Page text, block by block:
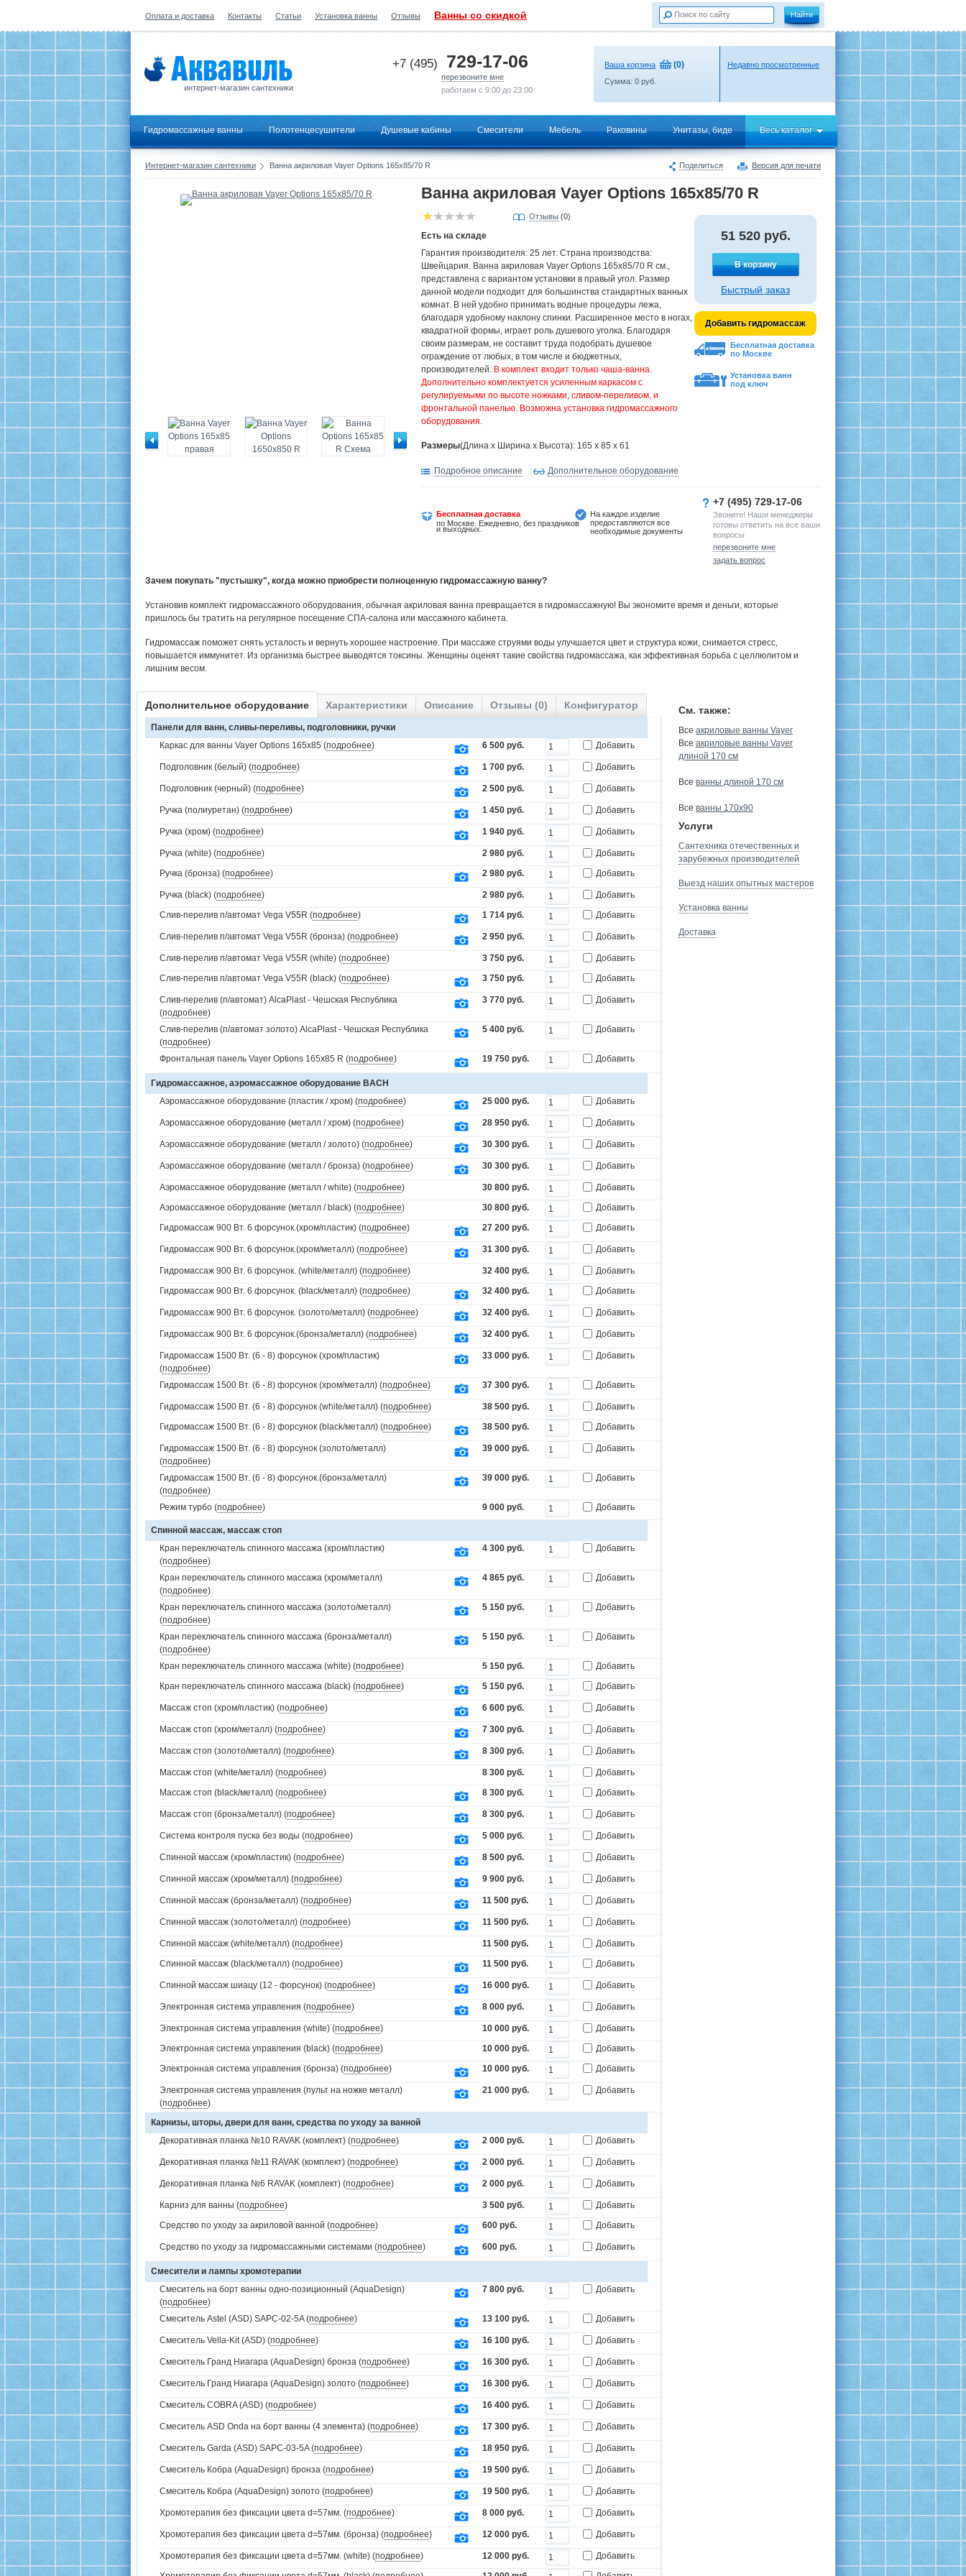
Оплата и доставка Контакты Статьи Установка ванны Отзывы Ванны со скидкой
интернет-магазин сантехники
+7 (495) 729-17-06
перезвоните мне
работаем с 9:00 до 23:00
Ваша корзина (0)
Сумма: 0 руб.
Недавно просмотренные
Гидромассажные ванны Полотенцесушители Душевые кабины Смесители Мебель Раковины Унитазы, биде Весь каталог
Поделиться Версия для печати
Интернет-магазин сантехники Ванна акриловая Vayer Options 165х85/70 R
Ванна акриловая Vayer Options 165х85/70 R
Отзывы (0)
Есть на складе
Гарантия производителя: 25 лет. Страна производства:
Швейцария. Ванна акриловая Vayer Options 165х85/70 R см.,
представлена с вариантом установки в правый угол. Размер
данной модели подходит для большинства стандартных ванных
комнат. В ней удобно принимать водные процедуры лежа,
благодаря удобному наклону спинки. Расширенное место в ногах,
квадратной формы, играет роль душевого уголка. Благодаря
своим размерам, не составит труда подобрать душевое
ограждение от любых, в том числе и бюджетных,
производителей. В комплект входит только чаша-ванна.
Дополнительно комплектуется усиленным каркасом с
регулируемыми по высоте ножками, сливом-переливом, и
фронтальной панелью. Возможна установка гидромассажного
оборудования.
Размеры(Длина х Ширина х Высота): 165 x 85 x 61
51 520 руб.
В корзину
Быстрый заказ
Добавить гидромассаж
Бесплатная доставка
по Москве
Установка ванн
под ключ
Подробное описание Дополнительное оборудование
Бесплатная доставка
по Москве. Ежедневно, без праздников
и выходных.
На каждое изделие
предоставляются все
необходимые документы
+7 (495) 729-17-06
Звоните! Наши менеджеры
готовы ответить на все ваши
вопросы
перезвоните мне
задать вопрос
Зачем покупать "пустышку", когда можно приобрести полноценную гидромассажную ванну?
Установив комплект гидромассажного оборудования, обычная акриловая ванна превращается в гидромассажную! Вы экономите время и деньги, которые
пришлось бы тратить на регулярное посещение СПА-салона или массажного кабинета.
Гидромассаж поможет снять усталость и вернуть хорошее настроение. При массаже струями воды улучшается цвет и структура кожи, снимается стресс,
повышается иммунитет. Из организма быстрее выводятся токсины. Женщины оценят такие свойства гидромассажа, как эффективная борьба с целлюлитом и
лишним весом.
Дополнительное оборудование Характеристики Описание Отзывы (0) Конфигуратор
Панели для ванн, сливы-переливы, подголовники, ручки
Каркас для ванны Vayer Options 165x85 (подробнее) 6 500 руб. Добавить
Подголовник (белый) (подробнее) 1 700 руб. Добавить
Подголовник (черный) (подробнее) 2 500 руб. Добавить
Ручка (полиуретан) (подробнее) 1 450 руб. Добавить
Ручка (хром) (подробнее) 1 940 руб. Добавить
Ручка (white) (подробнее) 2 980 руб.
Добавить
Ручка (бронза) (подробнее) 2 980 руб. Добавить
Ручка (black) (подробнее) 2 980 руб.
Добавить
Слив-перелив п/автомат Vega V55R (подробнее) 1 714 руб. Добавить
Слив-перелив п/автомат Vega V55R (бронза) (подробнее) 2 950 руб. Добавить
Слив-перелив п/автомат Vega V55R (white) (подробнее) 3 750 руб.
Добавить
Слив-перелив п/автомат Vega V55R (black) (подробнее) 3 750 руб. Добавить
Слив-перелив (п/автомат) AlcaPlast - Чешская Республика
(подробнее)
3 770 руб. Добавить
Слив-перелив (п/автомат золото) AlcaPlast - Чешская Республика
(подробнее)
5 400 руб. Добавить
Фронтальная панель Vayer Options 165x85 R (подробнее) 19 750 руб. Добавить
Гидромассажное, аэромассажное оборудование BACH
Аэромассажное оборудование (пластик / хром) (подробнее) 25 000 руб. Добавить
Аэромассажное оборудование (металл / хром) (подробнее) 28 950 руб. Добавить
Аэромассажное оборудование (металл / золото) (подробнее) 30 300 руб. Добавить
Аэромассажное оборудование (металл / бронза) (подробнее) 30 300 руб. Добавить
Аэромассажное оборудование (металл / white) (подробнее) 30 800 руб.
Добавить
Аэромассажное оборудование (металл / black) (подробнее) 30 800 руб.
Добавить
Гидромассаж 900 Вт. 6 форсунок.(хром/пластик) (подробнее) 27 200 руб. Добавить
Гидромассаж 900 Вт. 6 форсунок.(хром/металл) (подробнее) 31 300 руб. Добавить
Гидромассаж 900 Вт. 6 форсунок. (white/металл) (подробнее) 32 400 руб.
Добавить
Гидромассаж 900 Вт. 6 форсунок. (black/металл) (подробнее) 32 400 руб. Добавить
Гидромассаж 900 Вт. 6 форсунок. (золото/металл) (подробнее) 32 400 руб. Добавить
Гидромассаж 900 Вт. 6 форсунок.(бронза/металл) (подробнее) 32 400 руб. Добавить
Гидромассаж 1500 Вт. (6 - 8) форсунок (хром/пластик)
(подробнее)
33 000 руб. Добавить
Гидромассаж 1500 Вт. (6 - 8) форсунок (хром/металл) (подробнее) 37 300 руб. Добавить
Гидромассаж 1500 Вт. (6 - 8) форсунок (white/металл) (подробнее) 38 500 руб.
Добавить
Гидромассаж 1500 Вт. (6 - 8) форсунок (black/металл) (подробнее) 38 500 руб. Добавить
Гидромассаж 1500 Вт. (6 - 8) форсунок (золото/металл)
(подробнее)
39 000 руб. Добавить
Гидромассаж 1500 Вт. (6 - 8) форсунок.(бронза/металл)
(подробнее)
39 000 руб. Добавить
Режим турбо (подробнее) 9 000 руб. Добавить
Спинной массаж, массаж стоп
Кран переключатель спинного массажа (хром/пластик)
(подробнее)
4 300 руб. Добавить
Кран переключатель спинного массажа (хром/металл)
(подробнее)
4 865 руб. Добавить
Кран переключатель спинного массажа (золото/металл)
(подробнее)
5 150 руб. Добавить
Кран переключатель спинного массажа (бронза/металл)
(подробнее)
5 150 руб. Добавить
Кран переключатель спинного массажа (white) (подробнее) 5 150 руб.
Добавить
Кран переключатель спинного массажа (black) (подробнее) 5 150 руб. Добавить
Массаж стоп (хром/пластик) (подробнее) 6 600 руб. Добавить
Массаж стоп (хром/металл) (подробнее) 7 300 руб. Добавить
Массаж стоп (золото/металл) (подробнее) 8 300 руб. Добавить
Массаж стоп (white/металл) (подробнее) 8 300 руб.
Добавить
Массаж стоп (black/металл) (подробнее) 8 300 руб. Добавить
Массаж стоп (бронза/металл) (подробнее) 8 300 руб. Добавить
Система контроля пуска без воды (подробнее) 5 000 руб. Добавить
Спинной массаж (хром/пластик) (подробнее) 8 500 руб. Добавить
Спинной массаж (хром/металл) (подробнее) 9 900 руб. Добавить
Спинной массаж (бронза/металл) (подробнее) 11 500 руб. Добавить
Спинной массаж (золото/металл) (подробнее) 11 500 руб. Добавить
Спинной массаж (white/металл) (подробнее) 11 500 руб.
Добавить
Спинной массаж (black/металл) (подробнее) 11 500 руб. Добавить
Спинной массаж шиацу (12 - форсунок) (подробнее) 16 000 руб. Добавить
Электронная система управления (подробнее) 8 000 руб. Добавить
Электронная система управления (white) (подробнее) 10 000 руб.
Добавить
Электронная система управления (black) (подробнее) 10 000 руб.
Добавить
Электронная система управления (бронза) (подробнее) 10 000 руб. Добавить
Электронная система управления (пульт на ножке металл)
(подробнее)
21 000 руб. Добавить
Карнизы, шторы, двери для ванн, средства по уходу за ванной
Декоративная планка №10 RAVAK (комплект) (подробнее) 2 000 руб. Добавить
Декоративная планка №11 RAVAK (комплект) (подробнее) 2 000 руб. Добавить
Декоративная планка №6 RAVAK (комплект) (подробнее) 2 000 руб. Добавить
Карниз для ванны (подробнее) 3 500 руб.
Добавить
Средство по уходу за акриловой ванной (подробнее) 600 руб. Добавить
Средство по уходу за гидромассажными системами (подробнее) 600 руб. Добавить
Смесители и лампы хромотерапии
Смеситель на борт ванны одно-позиционный (AquaDesign)
(подробнее)
7 800 руб. Добавить
Смеситель Astel (ASD) SAPC-02-5A (подробнее) 13 100 руб. Добавить
Смеситель Vella-Kit (ASD) (подробнее) 16 100 руб. Добавить
Смеситель Гранд Ниагара (AquaDesign) бронза (подробнее) 16 300 руб. Добавить
Смеситель Гранд Ниагара (AquaDesign) золото (подробнее) 16 300 руб. Добавить
Смеситель COBRA (ASD) (подробнее) 16 400 руб. Добавить
Смеситель ASD Onda на борт ванны (4 элемента) (подробнее) 17 300 руб. Добавить
Смеситель Garda (ASD) SAPC-03-5A (подробнее) 18 950 руб. Добавить
Смеситель Кобра (AquaDesign) бронза (подробнее) 19 500 руб. Добавить
Смеситель Кобра (AquaDesign) золото (подробнее) 19 500 руб. Добавить
Хромотерапия без фиксации цвета d=57мм. (подробнее) 8 000 руб. Добавить
Хромотерапия без фиксации цвета d=57мм. (бронза) (подробнее) 12 000 руб. Добавить
Хромотерапия без фиксации цвета d=57мм. (white) (подробнее) 12 000 руб.
Добавить
См. также:
Все акриловые ванны Vayer
Все акриловые ванны Vayer
длиной 170 см
Все ванны длиной 170 см
Все ванны 170х90
Услуги
Сантехника отечественных и
зарубежных производителей
Выезд наших опытных мастеров
Установка ванны
Доставка